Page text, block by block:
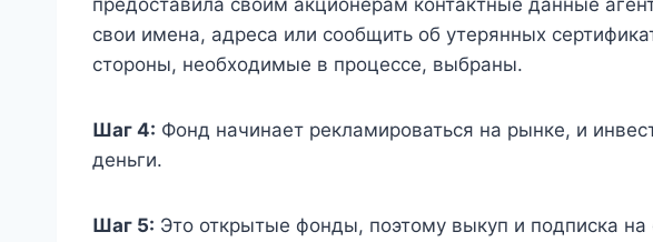
свои имена, адреса или сообщить об утерянных
стороны, необходимые в процессе, выбраны.
Шаг 4: Фонд начинает рекламироваться на рынке, и
деньги.
Шаг 5: Это открытые фонды, поэтому выкуп и подписка